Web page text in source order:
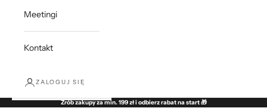
Meetingi
Kontakt
ZALOGUJ SIĘ
Zrób zakupy za min. 199 zł i odbierz rabat na start 🎁